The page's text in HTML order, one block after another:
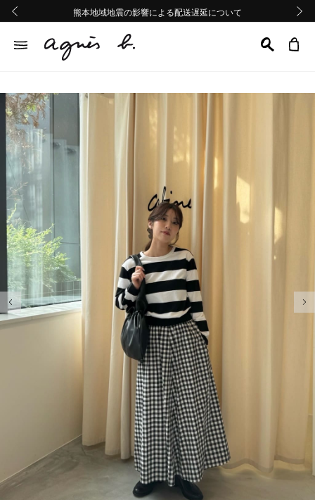
熊本地域地震の影響による配送遅延について
Summer Sale 2buy10%OFF!!
熊本地域地震の影響による配送遅延について
Summer Sale 2buy10%OFF!!
前の画像